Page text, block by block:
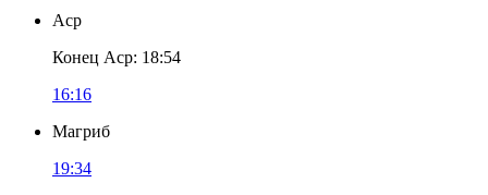
Аср
Конец Аср: 18:54
16:16
Магриб
19:34